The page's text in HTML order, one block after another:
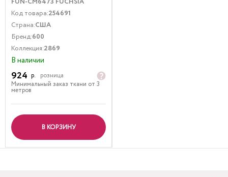
Код товара:254691
Страна:США
Бренд:600
Коллекция:2869
В наличии
924 р.
розница
Минимальный заказ ткани от 3
метров
В КОРЗИНУ